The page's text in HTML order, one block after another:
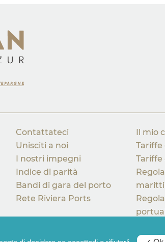
Contattateci
Unisciti a noi
I nostri impegni
Indice di parità
Bandi di gara del porto
Rete Riviera Ports
Il mio
Tariffe
Tariffe